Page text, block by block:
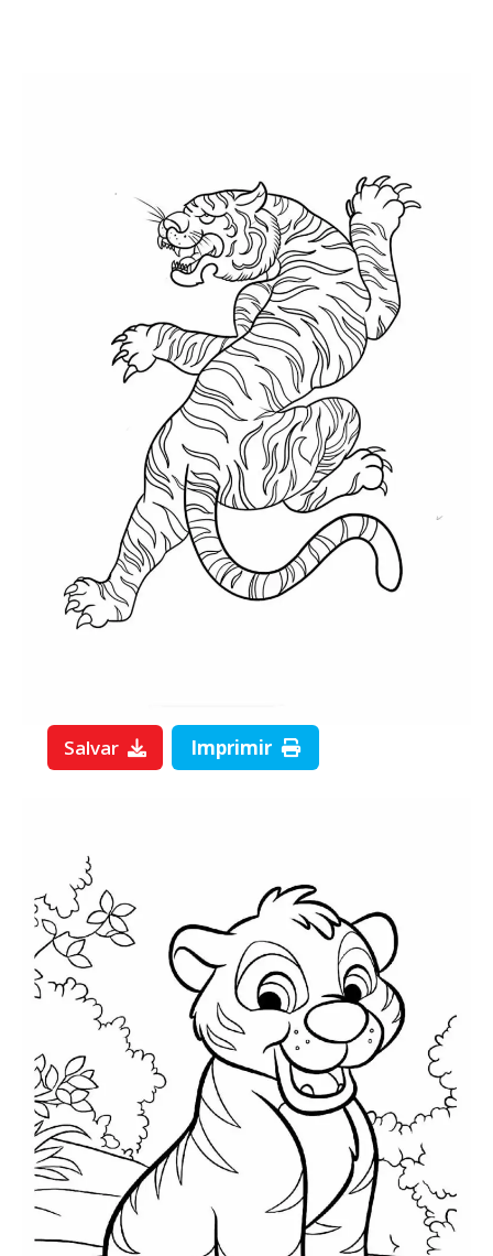
Salvar Imprimir